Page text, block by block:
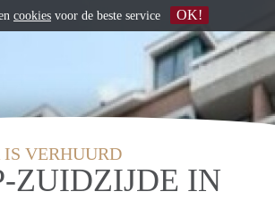
VERHUURD
ZUIDZIJDE IN
cookies voor de beste service OK!